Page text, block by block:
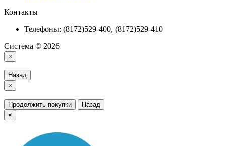
Контакты
Телефоны: (8172)529-400, (8172)529-410
Система © 2026
×
Назад
×
Продолжить покупки
Назад
×